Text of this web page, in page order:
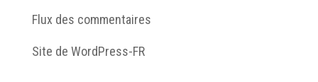
Flux des commentaires
Site de WordPress-FR